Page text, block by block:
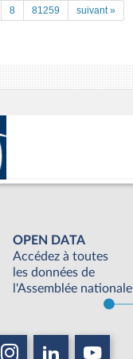
8 81259 suivant »
OPEN DATA
Accédez à toutes
les données de
l'Assemblée nationale